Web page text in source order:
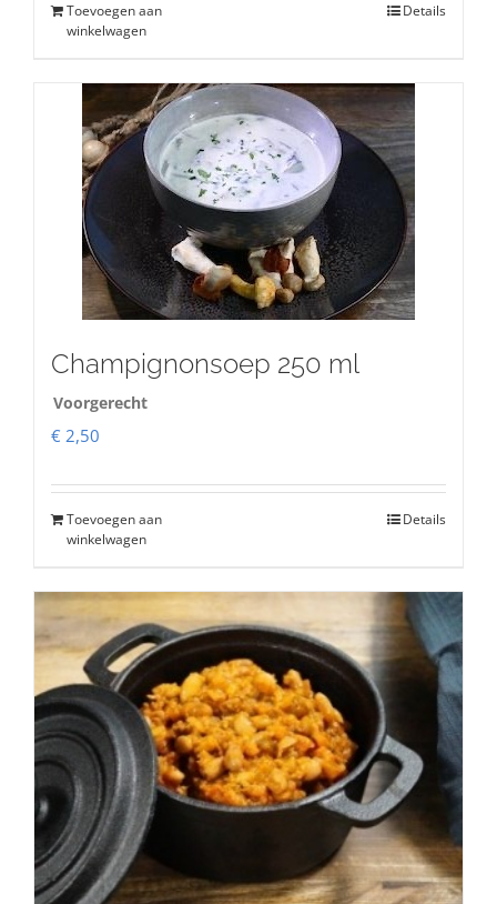
Toevoegen aan
winkelwagen
Details
Champignonsoep 250 ml
Voorgerecht
€ 2,50
Toevoegen aan
winkelwagen
Details